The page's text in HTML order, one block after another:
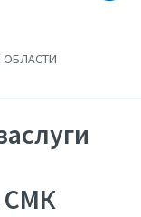
ОБЛАСТИ
СМК